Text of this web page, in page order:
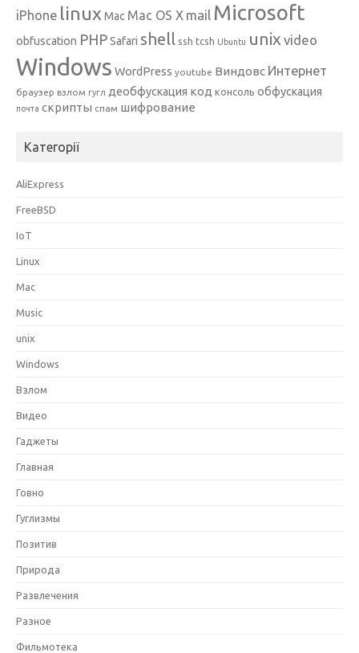
iPhone linux Mac Mac OS X mail Microsoft
obfuscation PHPSafari shell ssh tcsh Ubuntu unix video
Windows WordPress youtube Виндовс Интернет
браузер взлом гугл деобфускация код консоль обфускация
почта скрипты спам шифрование
Категорії
AliExpress
FreeBSD
IoT
Linux
Mac
Music
unix
Windows
Взлом
Видео
Гаджеты
Главная
Говно
Гуглизмы
Позитив
Природа
Развлечения
Разное
Фильмотека